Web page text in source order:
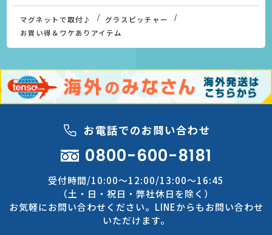
マグネットで取付♪
グラスピッチャー
お買い得＆ワケありアイテム
お電話でのお問い合わせ
0800-600-8181
受付時間/10:00～12:00/13:00～16:45
（土・日・祝日・弊社休日を除く）
お気軽にお問い合わせください。LINEからもお問い合わせ
いただけます。